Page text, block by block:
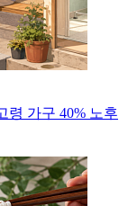
령 가구 40% 노후